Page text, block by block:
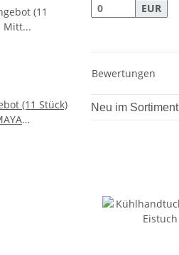
(11 Stück)
EUR
Bewertungen
Neu im Sortiment